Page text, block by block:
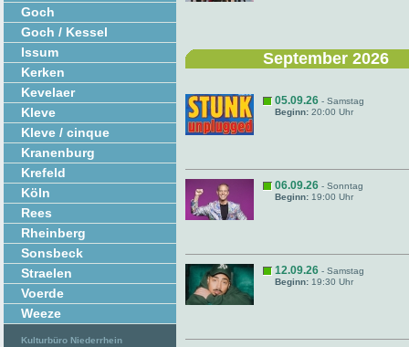
Goch
Goch / Kessel
Issum
Kerken
Kevelaer
Kleve
Kleve / cinque
Kranenburg
Krefeld
Köln
Rees
Rheinberg
Sonsbeck
Straelen
Voerde
Weeze
Kulturbüro Niederrhein
September 2026
05.09.26 - Samstag
Beginn: 20:00 Uhr
06.09.26 - Sonntag
Beginn: 19:00 Uhr
12.09.26 - Samstag
Beginn: 19:30 Uhr